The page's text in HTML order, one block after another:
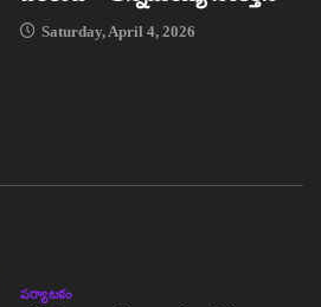
Saturday, April 4, 2026
పర్యాటకం